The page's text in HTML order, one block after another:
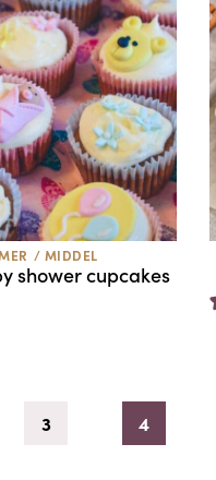
/ MIDDEL
shower cupcakes
3 4